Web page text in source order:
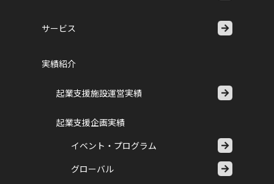
サービス
実績紹介
起業支援施設運営実績
起業支援企画実績
イベント・プログラム
グローバル